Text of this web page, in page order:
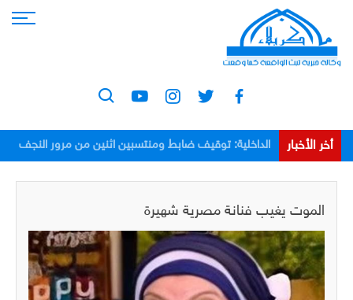
أخر الأخبار
الداخلية: توقيف ضابط ومنتسبين اثنين من مرور النجف
الموت يغيب فنانة مصرية شهيرة